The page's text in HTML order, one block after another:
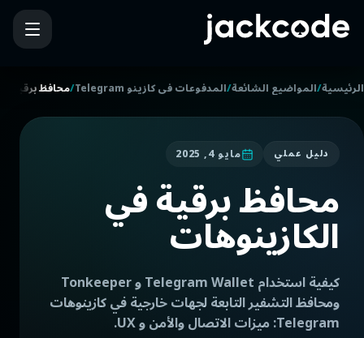
الرئيسية/المواضيع الشائعة/المدفوعات في كازينو Telegram /محافظ برقية
دليل عملي مايو 4, 2025
محافظ برقية في
الكازينوهات
كيفية استخدام Telegram Wallet و Tonkeeper
ومحافظ التشفير التابعة لجهات خارجية في كازينوهات
Telegram: ميزات الاتصال والأمن و UX.